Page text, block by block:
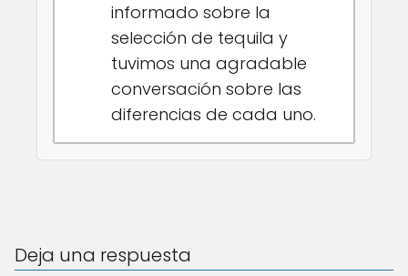
informado sobre la
selección de tequila y
tuvimos una agradable
conversación sobre las
diferencias de cada uno.
Deja una respuesta